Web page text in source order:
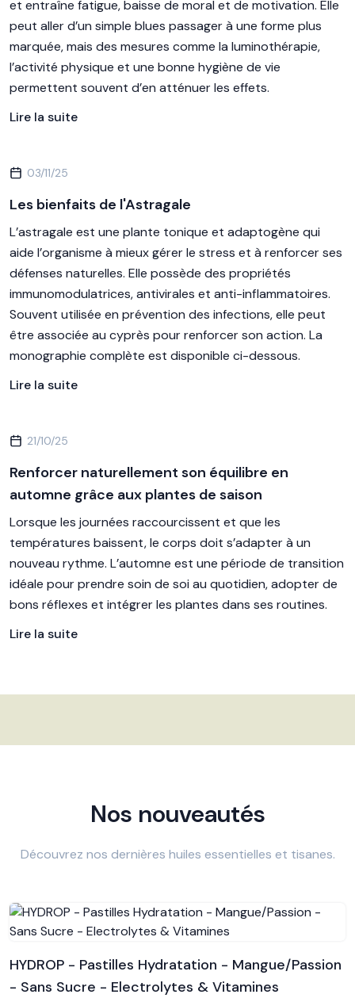
et entraîne fatigue, baisse de moral et de motivation. Elle
peut aller d’un simple blues passager à une forme plus
marquée, mais des mesures comme la luminothérapie,
l’activité physique et une bonne hygiène de vie
permettent souvent d’en atténuer les effets.
Lire la suite
03/11/25
Les bienfaits de l'Astragale
L’astragale est une plante tonique et adaptogène qui
aide l’organisme à mieux gérer le stress et à renforcer ses
défenses naturelles. Elle possède des propriétés
immunomodulatrices, antivirales et anti-inflammatoires.
Souvent utilisée en prévention des infections, elle peut
être associée au cyprès pour renforcer son action. La
monographie complète est disponible ci-dessous.
Lire la suite
21/10/25
Renforcer naturellement son équilibre en
automne grâce aux plantes de saison
Lorsque les journées raccourcissent et que les
températures baissent, le corps doit s’adapter à un
nouveau rythme. L’automne est une période de transition
idéale pour prendre soin de soi au quotidien, adopter de
bons réflexes et intégrer les plantes dans ses routines.
Lire la suite
Nos nouveautés
Découvrez nos dernières huiles essentielles et tisanes.
Voir le produit
HYDROP - Pastilles Hydratation - Mangue/Passion
- Sans Sucre - Electrolytes & Vitamines